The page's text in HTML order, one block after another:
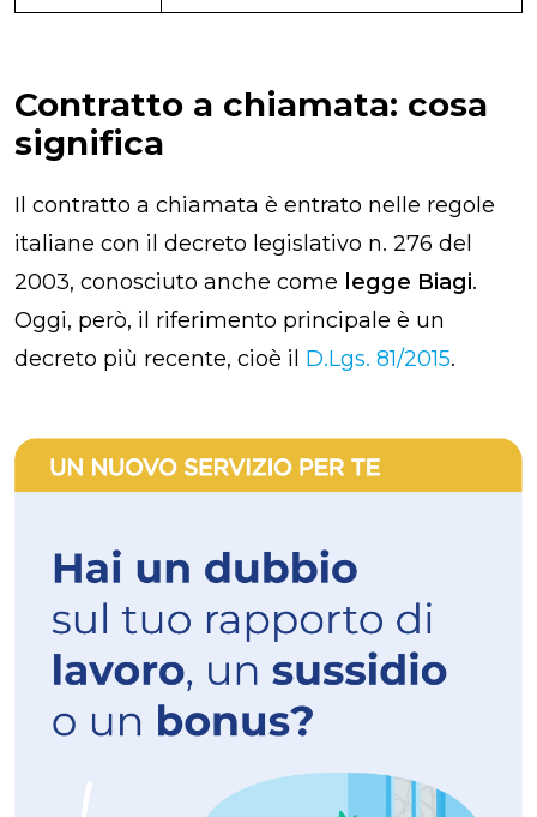
Contratto a chiamata: cosa
significa
Il contratto a chiamata è entrato nelle regole
italiane con il decreto legislativo n. 276 del
2003, conosciuto anche come legge Biagi.
Oggi, però, il riferimento principale è un
decreto più recente, cioè il D.Lgs. 81/2015.